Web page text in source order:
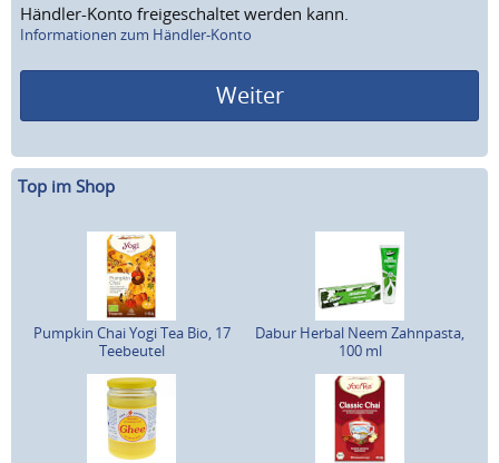
Händler-Konto freigeschaltet werden kann.
Informationen zum Händler-Konto
Weiter
Top im Shop
Pumpkin Chai Yogi Tea Bio, 17
Teebeutel
Dabur Herbal Neem Zahnpasta,
100 ml